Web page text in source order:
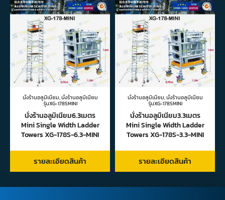
นั่งร้านอลูมิเนียม,นั่งร้านอลูมิเนียม
รุ่นXG-178SMINI
นั่งร้านอลูมิเนียม6.3เมตร
Mini Single Width Ladder
Towers XG-178S-6.3-MINI
รายละเอียดสินค้า
นั่งร้านอลูมิเนียม,นั่งร้านอลูมิเนียม
รุ่นXG-178SMINI
นั่งร้านอลูมิเนียม3.3เมตร
Mini Single Width Ladder
Towers XG-178S-3.3-MINI
รายละเอียดสินค้า